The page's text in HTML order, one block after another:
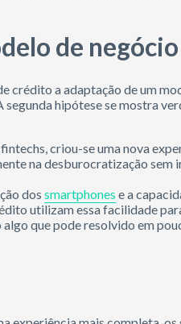
de negócio
crédito a adaptação de um
hipótese se mostra
fintechs, criou-se uma nova
na desburocratização sem
dossmartphones e a
utilizam essa facilidade
que pode resolvido em